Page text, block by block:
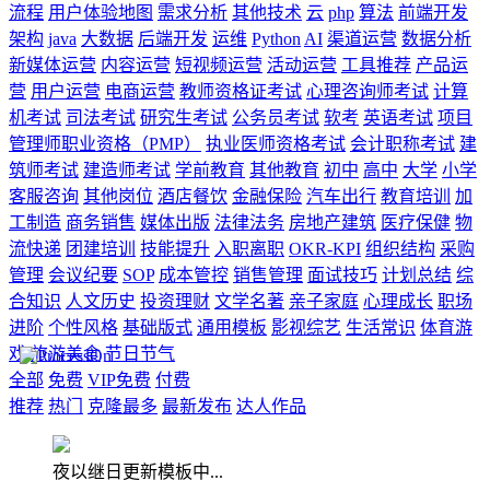
流程 用户体验地图 需求分析 其他技术 云 php 算法 前端开发
架构 java 大数据 后端开发 运维 Python AI 渠道运营 数据分析
新媒体运营 内容运营 短视频运营 活动运营 工具推荐 产品运
营 用户运营 电商运营 教师资格证考试 心理咨询师考试 计算
机考试 司法考试 研究生考试 公务员考试 软考 英语考试 项目
管理师职业资格（PMP）
执业医师资格考试 会计职称考试 建
筑师考试 建造师考试 学前教育 其他教育 初中 高中 大学 小学
客服咨询 其他岗位 酒店餐饮 金融保险 汽车出行 教育培训
加
工制造 商务销售 媒体出版 法律法务 房地产建筑 医疗保健 物
流快递 团建培训 技能提升 入职离职 OKR-KPI 组织结构 采购
管理 会议纪要 SOP 成本管控 销售管理 面试技巧 计划总结 综
合知识 人文历史 投资理财 文学名著 亲子家庭 心理成长 职场
进阶 个性风格 基础版式 通用模板 影视综艺 生活常识 体育游
戏 旅游美食 节日节气
全部 免费 VIP免费 付费
推荐 热门 克隆最多 最新发布 达人作品
夜以继日更新模板中...